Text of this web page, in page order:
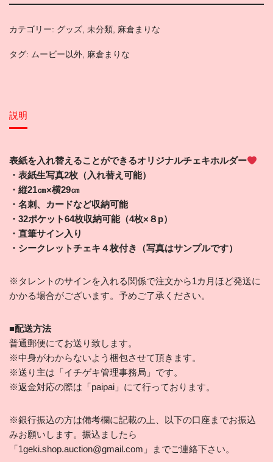
カテゴリー: グッズ, 未分類, 麻倉まりな
タグ: ムービー以外, 麻倉まりな
説明
表紙を入れ替えることができるオリジナルチェキホルダー
・表紙生写真2枚（入れ替え可能）
・縦21㎝×横29㎝
・名刺、カードなど収納可能
・32ポケット64枚収納可能（4枚×８p）
・直筆サイン入り
・シークレットチェキ４枚付き（写真はサンプルです）
※タレントのサインを入れる関係で注文から1カ月ほど発送に
かかる場合がございます。予めご了承ください。
■配送方法
普通郵便にてお送り致します。
※中身がわからないよう梱包させて頂きます。
※送り主は「イチゲキ管理事務局」です。
※返金対応の際は「paipai」にて行っております。
※銀行振込の方は備考欄に記載の上、以下の口座までお振込
みお願いします。振込ましたら
「1geki.shop.auction@gmail.com」までご連絡下さい。